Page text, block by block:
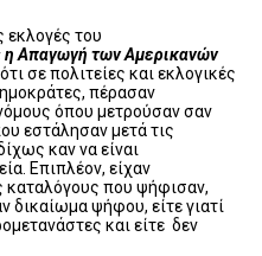
εκλογές του
η Απαγωγή των Αμερικανών
σε πολιτείες και εκλογικές
πέρασαν
όπου μετρούσαν σαν
εστάλησαν μετά τις
καν να είναι
Επιπλέον, είχαν
καταλόγους που ψήφισαν,
δικαίωμα ψήφου, είτε γιατί
και είτε δεν